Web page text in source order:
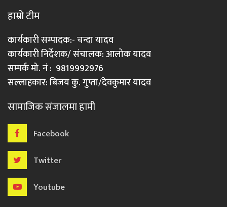
हाम्रो टीम
कार्यकारी सम्पादक:- चन्दा यादव
कार्यकारी निर्देशक/ संचालक: आलोक यादव
सम्पर्क मो. नं : 9819992976
सल्लाहकार: बिजय कु. गुप्ता/देवकुमार यादव
सामाजिक संजालमा हामी
Facebook
Twitter
Youtube